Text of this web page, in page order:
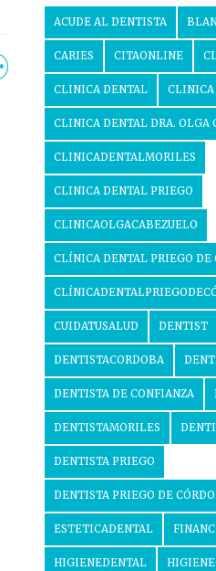
ACUDE AL DENTISTA
CARIES CITAONLINE
CLINICA DENTAL CLINICA
CLINICA DENTAL DRA. OLGA
CLINICADENTALMORILES
CLINICA DENTAL PRIEGO
CLINICAOLGACABEZUELO
CLÍNICA DENTAL PRIEGO DE
CUIDATUSALUD DENTIST
DENTISTACORDOBA
DENTISTA DE CONFIANZA
DENTISTAMORILES
DENTISTA PRIEGO
DENTISTA PRIEGO DE
ESTETICADENTAL
HIGIENEDENTAL